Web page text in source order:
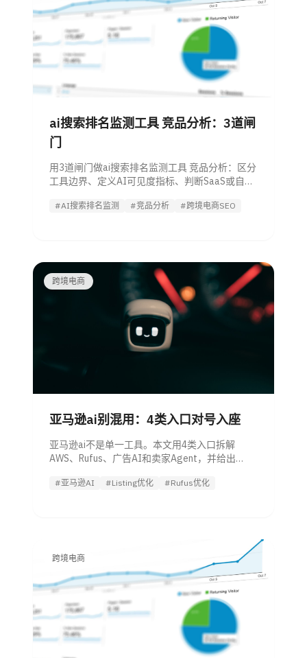
ai搜索排名监测工具 竞品分析：3道闸
门
用3道闸门做ai搜索排名监测工具 竞品分析：区分
工具边界、定义AI可见度指标、判断SaaS或自
#AI搜索排名监测 #竞品分析 #跨境电商SEO
跨境电商
亚马逊ai别混用：4类入口对号入座
亚马逊ai不是单一工具。本文用4类入口拆解
AWS、Rufus、广告AI和卖家Agent，并给出
#亚马逊AI #Listing优化 #Rufus优化
跨境电商